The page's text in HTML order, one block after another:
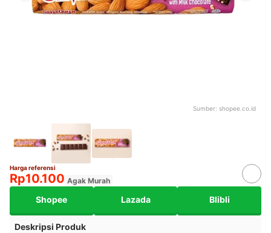
Sumber: shopee.co.id
Harga referensi
Rp10.100 Agak Murah
Shopee Lazada Blibli
Deskripsi Produk